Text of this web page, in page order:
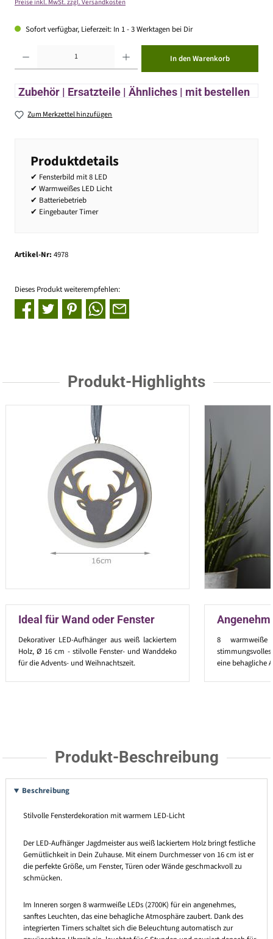
Preise inkl. MwSt. zzgl. Versandkosten
Sofort verfügbar, Lieferzeit: In 1 - 3 Werktagen bei Dir
In den Warenkorb
Zubehör | Ersatzteile | Ähnliches | mit bestellen
Zum Merkzettel hinzufügen
Produktdetails
✔ Fensterbild mit 8 LED
✔ Warmweißes LED Licht
✔ Batteriebetrieb
✔ Eingebauter Timer
Artikel-Nr: 4978
Dieses Produkt weiterempfehlen:
Produkt-Highlights
Ideal für Wand oder Fenster
Dekorativer LED-Aufhänger aus weiß lackiertem
Holz, Ø 16 cm - stilvolle Fenster- und Wanddeko
für die Advents- und Weihnachtszeit.
8
eine behagliche
Produkt-Beschreibung
Beschreibung
Stilvolle Fensterdekoration mit warmem LED-Licht
Der LED-Aufhänger Jagdmeister aus weiß lackiertem Holz bringt festliche
Gemütlichkeit in Dein Zuhause. Mit einem Durchmesser von 16 cm ist er
die perfekte Größe, um Fenster, Türen oder Wände geschmackvoll zu
schmücken.
Im Inneren sorgen 8 warmweiße LEDs (2700K) für ein angenehmes,
sanftes Leuchten, das eine behagliche Atmosphäre zaubert. Dank des
integrierten Timers schaltet sich die Beleuchtung automatisch zur